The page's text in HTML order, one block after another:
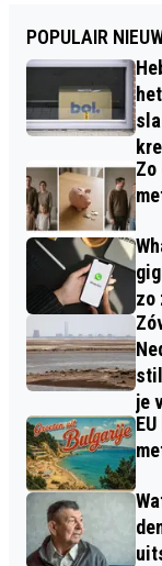
POPULAIR
zo
je